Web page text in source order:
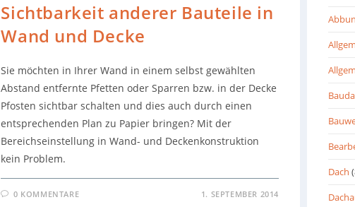
Sichtbarkeit anderer Bauteile in
Wand und Decke
Sie möchten in Ihrer Wand in einem selbst gewählten
Abstand entfernte Pfetten oder Sparren bzw. in der Decke
Pfosten sichtbar schalten und dies auch durch einen
entsprechenden Plan zu Papier bringen? Mit der
Bereichseinstellung in Wand- und Deckenkonstruktion
kein Problem.
0 KOMMENTARE 1. SEPTEMBER 2014
Dach